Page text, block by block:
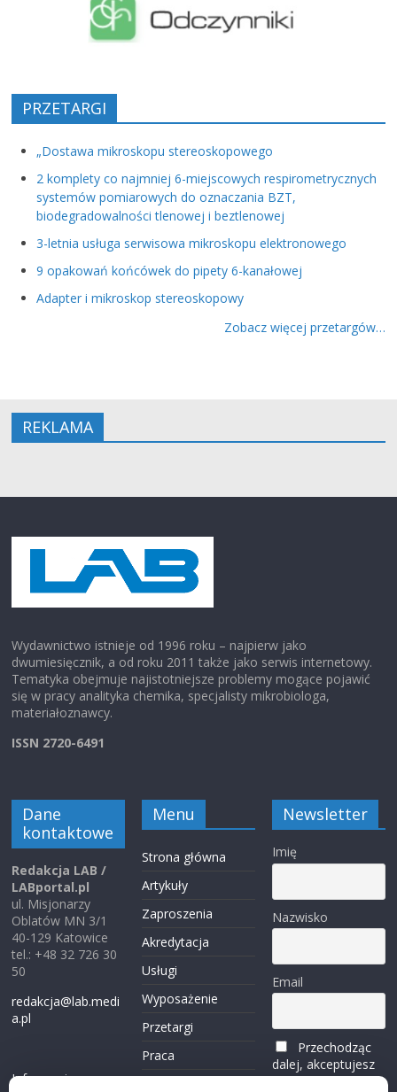
PRZETARGI
„Dostawa mikroskopu stereoskopowego
2 komplety co najmniej 6-miejscowych respirometrycznych
systemów pomiarowych do oznaczania BZT,
biodegradowalności tlenowej i beztlenowej
3-letnia usługa serwisowa mikroskopu elektronowego
9 opakowań końcówek do pipety 6-kanałowej
Adapter i mikroskop stereoskopowy
Zobacz więcej przetargów…
REKLAMA
Wydawnictwo istnieje od 1996 roku – najpierw jako
dwumiesięcznik, a od roku 2011 także jako serwis internetowy.
Tematyka obejmuje najistotniejsze problemy mogące pojawić
się w pracy analityka chemika, specjalisty mikrobiologa,
materiałoznawcy.
ISSN 2720-6491
Dane
kontaktowe
Redakcja LAB /
LABportal.pl
ul. Misjonarzy
Oblatów MN 3/1
40-129 Katowice
tel.: +48 32 726 30
50
redakcja@lab.medi
a.pl
Informacje o
Menu
Strona główna
Artykuły
Zaproszenia
Akredytacja
Usługi
Wyposażenie
Przetargi
Praca
Newsletter
Imię
Nazwisko
Email
Przechodząc
dalej, akceptujesz
politykę